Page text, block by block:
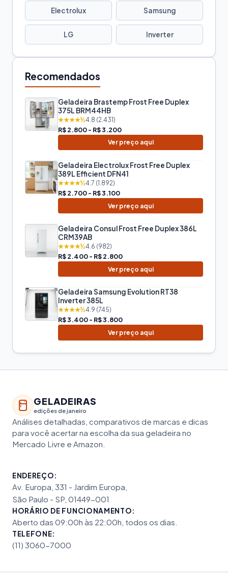
Electrolux Samsung
LG Inverter
Recomendados
Geladeira Brastemp Frost Free Duplex
375L BRM44HB
★★★★½4.8 (2.431)
R$ 2.800 - R$ 3.200
Ver preço aqui
Geladeira Electrolux Frost Free Duplex
389L Efficient DFN41
★★★★½4.7 (1.892)
R$ 2.700 - R$ 3.100
Ver preço aqui
Geladeira Consul Frost Free Duplex 386L
CRM39AB
★★★★½4.6 (982)
R$ 2.400 - R$ 2.800
Ver preço aqui
Geladeira Samsung Evolution RT38
Inverter 385L
★★★★½4.9 (745)
R$ 3.400 - R$ 3.800
Ver preço aqui
GELADEIRAS
edições de janeiro
Análises detalhadas, comparativos de marcas e dicas
para você acertar na escolha da sua geladeira no
Mercado Livre e Amazon.
ENDEREÇO:
Av. Europa, 331 - Jardim Europa,
São Paulo - SP, 01449-001
HORÁRIO DE FUNCIONAMENTO:
Aberto das 09:00h às 22:00h, todos os dias.
TELEFONE:
(11) 3060-7000